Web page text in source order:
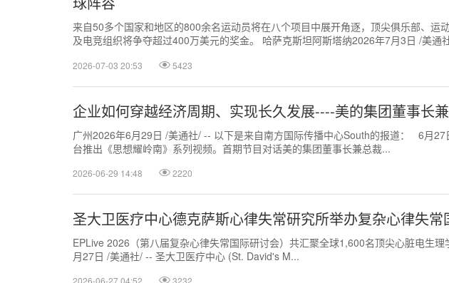
来自50多个国家和地区的800余名运动员将在八个项目中展开角逐，顶尖俱乐部、运
及电竞组织将争夺超过400万美元的奖金。 哈萨克斯坦阿斯塔纳2026年7月3日 /美通
2026-07-03 20:53 5423
企业如何穿越经济周期、实现长久发展----美的集团董事长
广州2026年6月29日 /美通社/ -- 以下是来自南方国际传播中心South的报道： 6月
台推出《思想耀岭南》系列视频。首期节目对话美的集团董事长兼总裁...
2026-06-29 14:48 2220
圣大卫医疗中心德克萨斯心律失常研究所举办复杂心律失常
EPLive 2026（第八届复杂心律失常国际研讨会）共汇聚全球1,600名顶尖心脏电生
月27日 /美通社/ -- 圣大卫医疗中心 (St. David's M...
2026-06-27 04:52 3232